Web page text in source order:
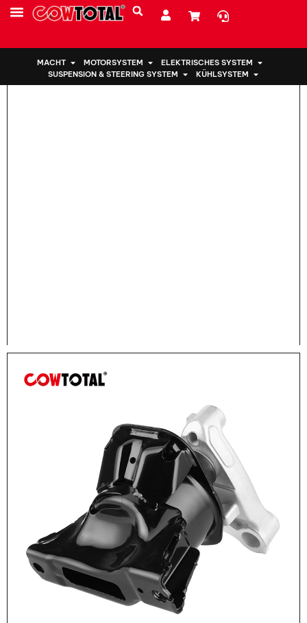
MACHT MOTORSYSTEM
ELEKTRISCHES SYSTEM
SUSPENSION & STEERING SYSTEM
KÜHLSYSTEM
Heim > Motorhalterung 50820-SNA-050 Für HONDA